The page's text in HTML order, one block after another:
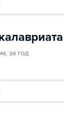
за год